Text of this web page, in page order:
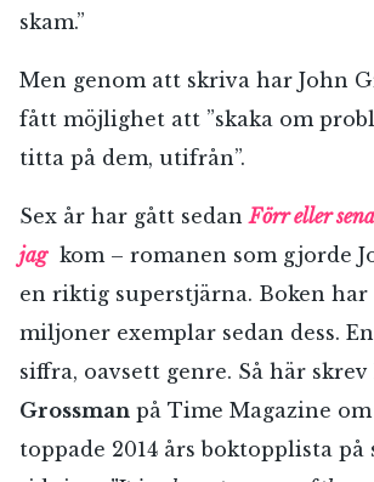
skam.”
Men genom att skriva har John
fått möjlighet att ”skaka om
titta på dem, utifrån”.
Sex år har gått sedan Förr eller
jagkom – romanen som gjorde
en riktig superstjärna. Boken har
miljoner exemplar sedan dess.
siffra, oavsett genre. Så här skrev
Grossman på Time Magazine om
toppade 2014 års boktopplista på